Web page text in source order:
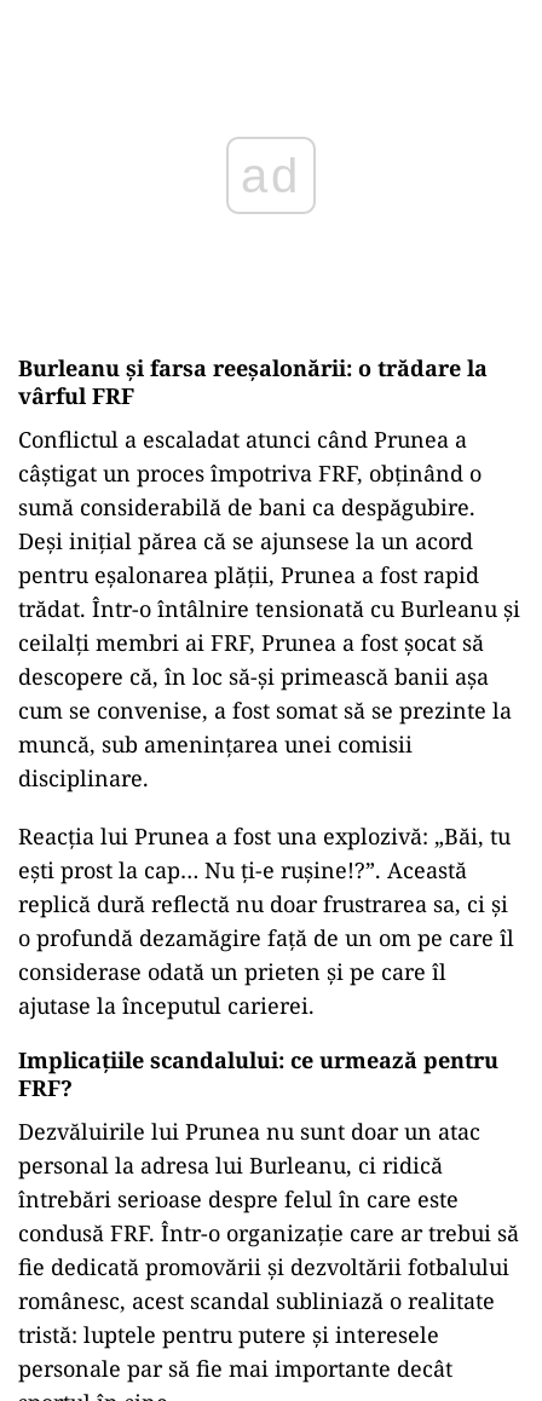
ad
Burleanu și farsa reeşalonării: o trădare la
vârful FRF
Conflictul a escaladat atunci când Prunea a
câștigat un proces împotriva FRF, obținând o
sumă considerabilă de bani ca despăgubire.
Deși inițial părea că se ajunsese la un acord
pentru eșalonarea plății, Prunea a fost rapid
trădat. Într-o întâlnire tensionată cu Burleanu și
ceilalți membri ai FRF, Prunea a fost șocat să
descopere că, în loc să-și primească banii așa
cum se convenise, a fost somat să se prezinte la
muncă, sub amenințarea unei comisii
disciplinare.
Reacția lui Prunea a fost una explozivă: „Băi, tu
ești prost la cap… Nu ți-e rușine!?”. Această
replică dură reflectă nu doar frustrarea sa, ci și
o profundă dezamăgire față de un om pe care îl
considerase odată un prieten și pe care îl
ajutase la începutul carierei.
Implicațiile scandalului: ce urmează pentru
FRF?
Dezvăluirile lui Prunea nu sunt doar un atac
personal la adresa lui Burleanu, ci ridică
întrebări serioase despre felul în care este
condusă FRF. Într-o organizație care ar trebui să
fie dedicată promovării și dezvoltării fotbalului
românesc, acest scandal subliniază o realitate
tristă: luptele pentru putere și interesele
personale par să fie mai importante decât